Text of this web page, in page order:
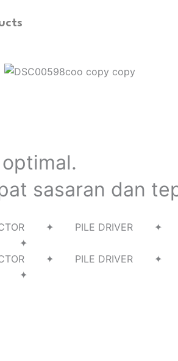
sasaran dan
✦ PILE
✦
✦ PILE
✦